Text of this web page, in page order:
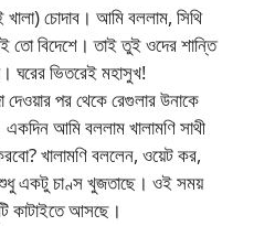
চোদাব। আমি বললাম, সিথি
তো বিদেশে। তাই তুই ওদের শান্তি
ঘরের ভিতরেই মহাসুখ!
পর থেকে রেগুলার উনাকে
আমি বললাম খালামণি সাথী
খালামণি বললেন, ওয়েট কর,
একটু চাণ্স খুজতাছে। ওই সময়
কাটাইতে আসছে।